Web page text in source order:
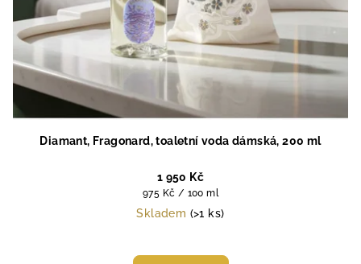
Diamant, Fragonard, toaletní voda dámská, 200 ml
1 950 Kč
Měrná
cena:
975 Kč / 100 ml
Skladem (>1 ks)
hodnocení